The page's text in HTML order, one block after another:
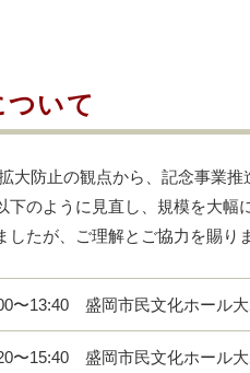
いて
防止の観点から、記念事業
のように見直し、規模を大幅
たが、ご理解とご協力を賜り
〜13:40 盛岡市民文化ホール
〜15:40 盛岡市民文化ホール